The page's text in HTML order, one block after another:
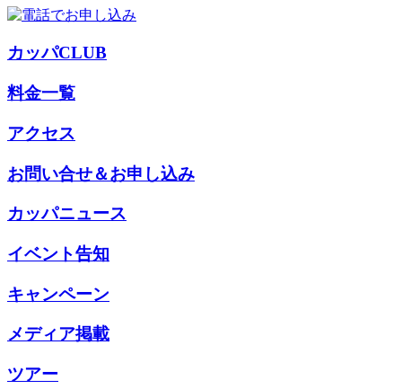
カッパCLUB
料金一覧
アクセス
お問い合せ＆お申し込み
カッパニュース
イベント告知
キャンペーン
メディア掲載
ツアー